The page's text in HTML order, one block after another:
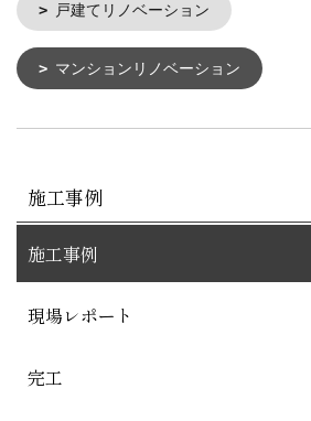
戸建てリノベーション
マンションリノベーション
施工事例
施工事例
現場レポート
完工